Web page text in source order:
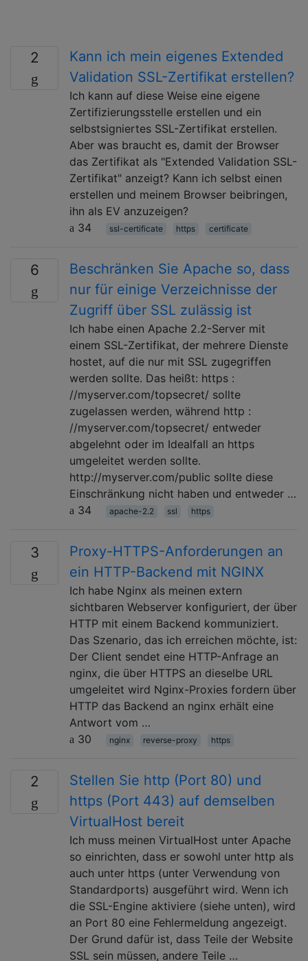
2
Kann ich mein eigenes Extended
Validation SSL-Zertifikat erstellen?
Ich kann auf diese Weise eine eigene
Zertifizierungsstelle erstellen und ein
selbstsigniertes SSL-Zertifikat erstellen.
Aber was braucht es, damit der Browser
das Zertifikat als "Extended Validation SSL-
Zertifikat" anzeigt? Kann ich selbst einen
erstellen und meinem Browser beibringen,
ihn als EV anzuzeigen?
34
ssl-certificate https certificate
6
Beschränken Sie Apache so, dass
nur für einige Verzeichnisse der
Zugriff über SSL zulässig ist
Ich habe einen Apache 2.2-Server mit
einem SSL-Zertifikat, der mehrere Dienste
hostet, auf die nur mit SSL zugegriffen
werden sollte. Das heißt: https :
//myserver.com/topsecret/ sollte
zugelassen werden, während http :
//myserver.com/topsecret/ entweder
abgelehnt oder im Idealfall an https
umgeleitet werden sollte.
http://myserver.com/public sollte diese
Einschränkung nicht haben und entweder …
34
apache-2.2 ssl https
3
Proxy-HTTPS-Anforderungen an
ein HTTP-Backend mit NGINX
Ich habe Nginx als meinen extern
sichtbaren Webserver konfiguriert, der über
HTTP mit einem Backend kommuniziert.
Das Szenario, das ich erreichen möchte, ist:
Der Client sendet eine HTTP-Anfrage an
nginx, die über HTTPS an dieselbe URL
umgeleitet wird Nginx-Proxies fordern über
HTTP das Backend an nginx erhält eine
Antwort vom …
30
nginx reverse-proxy https
2
Stellen Sie http (Port 80) und
https (Port 443) auf demselben
VirtualHost bereit
Ich muss meinen VirtualHost unter Apache
so einrichten, dass er sowohl unter http als
auch unter https (unter Verwendung von
Standardports) ausgeführt wird. Wenn ich
die SSL-Engine aktiviere (siehe unten), wird
an Port 80 eine Fehlermeldung angezeigt.
Der Grund dafür ist, dass Teile der Website
SSL sein müssen, andere Teile …